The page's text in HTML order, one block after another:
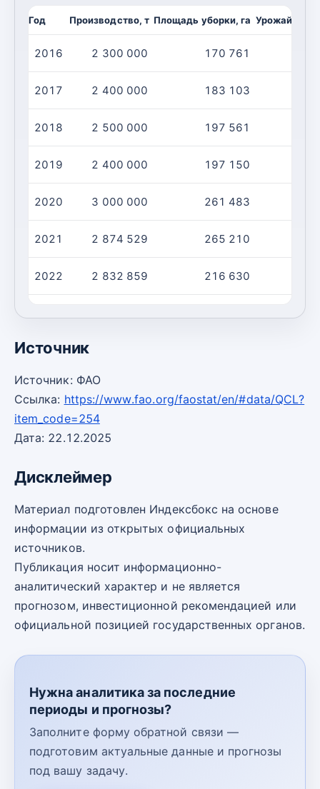
Год Производство, т Площадь уборки, га
2016 2 300 000 170 761
2017 2 400 000 183 103
2018 2 500 000 197 561
2019 2 400 000 197 150
2020 3 000 000 261 483
2021 2 874 529 265 210
2022 2 832 859 216 630
Источник
Источник: ФАО
Ссылка: https://www.fao.org/faostat/en/#data/QCL?
item_code=254
Дата: 22.12.2025
Дисклеймер
Материал подготовлен Индексбокс на основе
информации из открытых официальных
источников.
Публикация носит информационно-
аналитический характер и не является
прогнозом, инвестиционной рекомендацией или
официальной позицией государственных органов.
Нужна аналитика за последние
периоды и прогнозы?
Заполните форму обратной связи —
подготовим актуальные данные и прогнозы
под вашу задачу.